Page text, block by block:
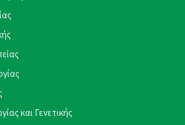
και Γενετικής